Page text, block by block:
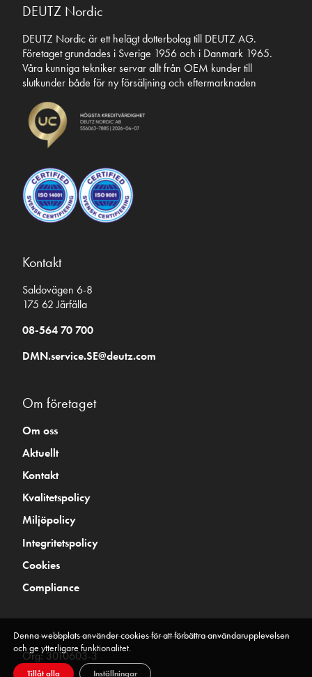
DEUTZ Nordic
DEUTZ Nordic är ett helägt dotterbolag till DEUTZ AG.
Företaget grundades i Sverige 1956 och i Danmark 1965.
Våra kunniga tekniker servar allt från OEM kunder till
slutkunder både för ny försäljning och eftermarknaden
Kontakt
Saldovägen 6-8
175 62 Järfälla
08-564 70 700
DMN.service.SE@deutz.com
Om företaget
Om oss
Aktuellt
Kontakt
Kvalitetspolicy
Miljöpolicy
Integritetspolicy
Cookies
Compliance
Org: 3010603-3
Denna webbplats använder cookies för att förbättra användarupplevelsen
och ge ytterligare funktionalitet.
Tillåt alla Inställningar